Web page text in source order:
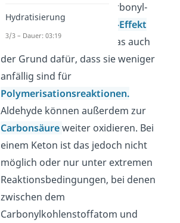
Alkylsubstituenten am Carbonyl-
Kohlenstoffatom einen
+I-Effekt
aufzeigen. Weiterhin ist das auch
der Grund dafür, dass sie weniger
anfällig sind für
Polymerisationsreaktionen.
Aldehyde können außerdem zur
Carbonsäureweiter oxidieren. Bei
einem Keton ist das jedoch nicht
möglich oder nur unter extremen
Reaktionsbedingungen, bei denen
zwischen dem
Carbonylkohlenstoffatom und
Hydratisierung
3/3 – Dauer: 03:19